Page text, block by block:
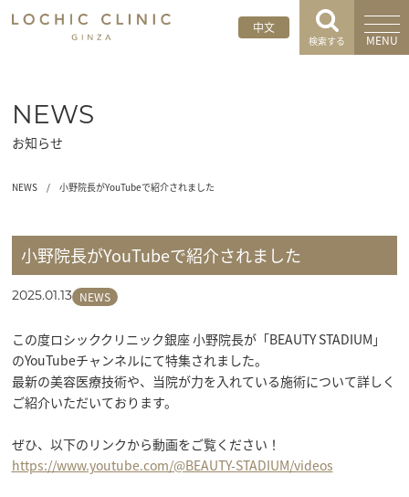
中文
検索する MENU
NEWS
お知らせ
NEWS / 小野院長がYouTubeで紹介されました
小野院長がYouTubeで紹介されました
2025.01.13 NEWS
この度ロシッククリニック銀座 小野院長が「BEAUTY STADIUM」
のYouTubeチャンネルにて特集されました。
最新の美容医療技術や、当院が力を入れている施術について詳しく
ご紹介いただいております。
https://www.youtube.com/@BEAUTY-STADIUM/videos